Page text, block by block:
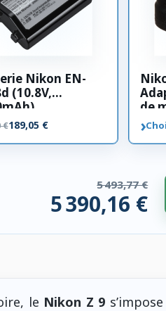
Nikon EN-
(10.8V,
€189,05 €
de
›
5 493,77 €
5 390,16 €
le Nikon Z 9